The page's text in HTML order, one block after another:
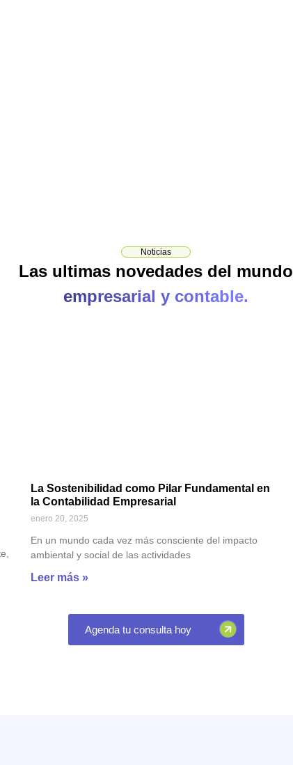
Noticias
Las ultimas novedades del mundo
empresarial y contable.
La Sostenibilidad como Pilar Fundamental en
la Contabilidad Empresarial
enero 20, 2025
En un mundo cada vez más consciente del impacto
ambiental y social de las actividades
Leer más »
Agenda tu consulta hoy